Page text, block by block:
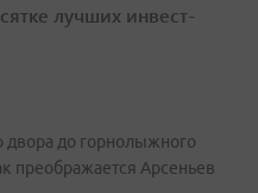
лучших инвест-
двора до горнолыжного
преображается Арсеньев